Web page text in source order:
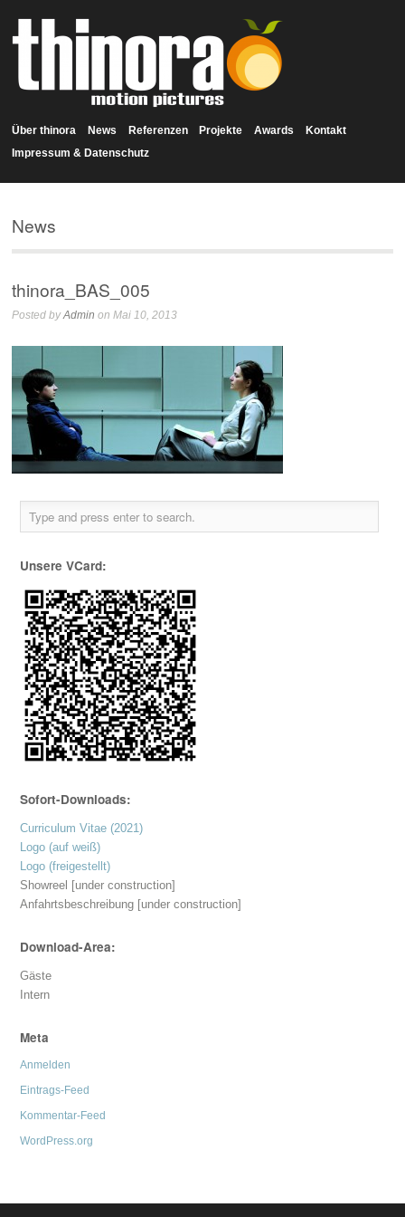
Über thinora News Referenzen Projekte Awards
Kontakt
Impressum & Datenschutz
News
thinora_BAS_005
Posted byAdmin on Mai 10, 2013
Unsere VCard:
Sofort-Downloads:
Curriculum Vitae (2021)
Logo (auf weiß)
Logo (freigestellt)
Showreel [under construction]
Anfahrtsbeschreibung [under construction]
Download-Area:
Gäste
Intern
Meta
Anmelden
Eintrags-Feed
Kommentar-Feed
WordPress.org